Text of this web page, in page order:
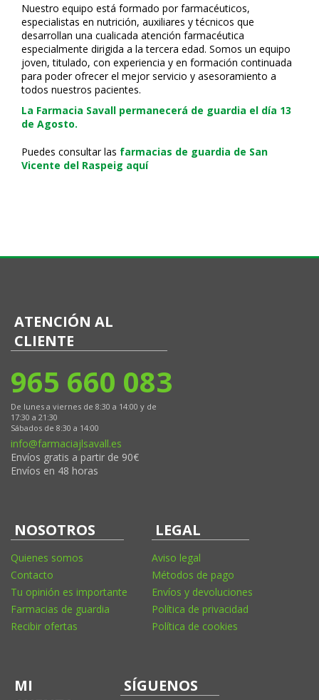
Nuestro equipo está formado por farmacéuticos,
especialistas en nutrición, auxiliares y técnicos que
desarrollan una cualificada atención farmacéutica
especialmente dirigida a la tercera edad. Somos un equipo
joven, titulado, con experiencia y en formación continuada
para poder ofrecer el mejor servicio y asesoramiento a
todos nuestros pacientes.
La Farmacia Savall permanecerá de guardia el día 13
de Agosto.
Puedes consultar las farmacias de guardia de San
Vicente del Raspeig aquí
ATENCIÓN AL
CLIENTE
965 660 083
De lunes a viernes de 8:30 a 14:00 y de
17:30 a 21:30
Sábados de 8:30 a 14:00
info@farmaciajlsavall.es
Envíos gratis a partir de 90€
Envíos en 48 horas
NOSOTROS
Quienes somos
Contacto
Tu opinión es importante
Farmacias de guardia
Recibir ofertas
LEGAL
Aviso legal
Métodos de pago
Envíos y devoluciones
Política de privacidad
Política de cookies
MI
SÍGUENOS